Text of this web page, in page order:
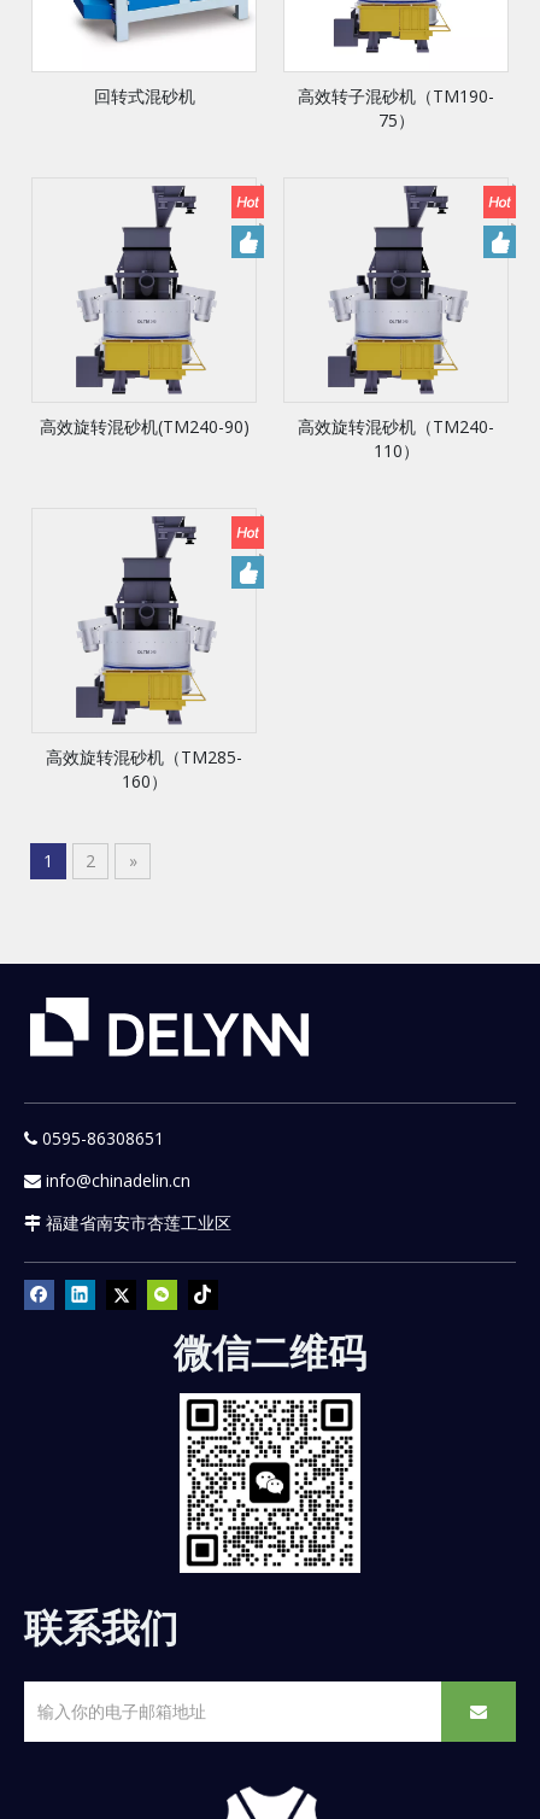
回转式混砂机
高效转子混砂机（TM190-
75）
高效旋转混砂机(TM240-90)
高效旋转混砂机（TM240-
110）
高效旋转混砂机（TM285-
160）
1 2 »
 0595-86308651
 info@chinadelin.cn
 福建省南安市杏莲工业区
微信二维码
联系我们